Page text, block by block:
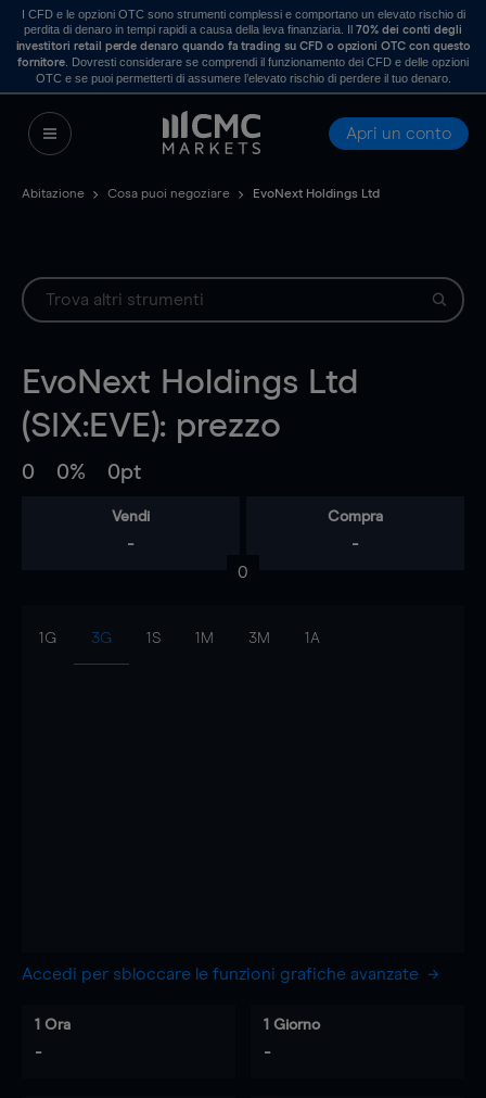
I CFD e le opzioni OTC sono strumenti complessi e comportano un elevato rischio di
perdita di denaro in tempi rapidi a causa della leva finanziaria. Il70% dei conti degli
investitori retail perde denaro quando fa trading su CFD o opzioni OTC con questo
fornitore . Dovresti considerare se comprendi il funzionamento dei CFD e delle opzioni
OTC e se puoi permetterti di assumere l’elevato rischio di perdere il tuo denaro.
Apri un conto
Abitazione Cosa puoi negoziare EvoNext Holdings Ltd
EvoNext Holdings Ltd
(SIX:EVE): prezzo
0 0% 0pt
Vendi
-
Compra
-
0
1G 3G 1S 1M 3M 1A
Accedi per sbloccare le funzioni grafiche avanzate
1 Ora
-
1 Giorno
-